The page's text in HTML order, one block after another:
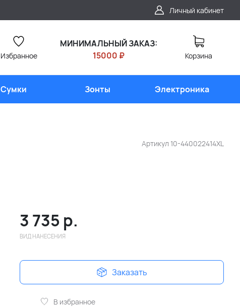
Личный кабинет
Избранное
МИНИМАЛЬНЫЙ ЗАКАЗ:
15000 ₽
Корзина
Сумки Зонты Электроника
Артикул 10-440022414XL
3 735 р.
ВИД НАНЕСЕНИЯ
Заказать
В избранное